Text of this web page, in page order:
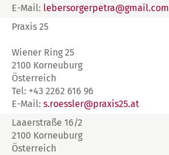
E-Mail: lebersorgerpetra@gmail.com
Praxis 25
Wiener Ring 25
2100 Korneuburg
Österreich
Tel: +43 2262 616 96
E-Mail: s.roessler@praxis25.at
Laaerstraße 16/2
2100 Korneuburg
Österreich